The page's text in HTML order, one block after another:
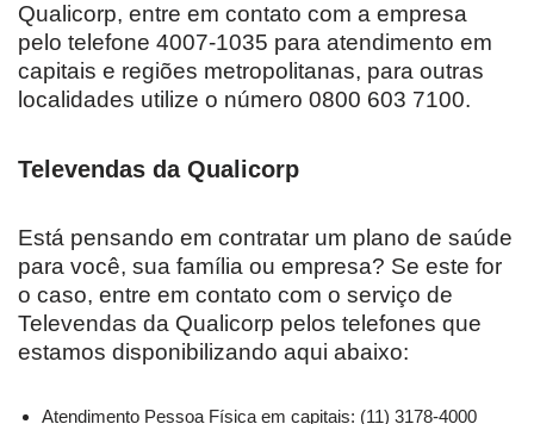
Qualicorp, entre em contato com a empresa
pelo telefone 4007-1035 para atendimento em
capitais e regiões metropolitanas, para outras
localidades utilize o número 0800 603 7100.
Televendas da Qualicorp
Está pensando em contratar um plano de saúde
para você, sua família ou empresa? Se este for
o caso, entre em contato com o serviço de
Televendas da Qualicorp pelos telefones que
estamos disponibilizando aqui abaixo:
Atendimento Pessoa Física em capitais: (11) 3178-4000